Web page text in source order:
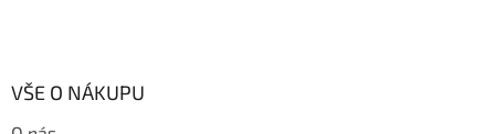
VŠE O NÁKUPU